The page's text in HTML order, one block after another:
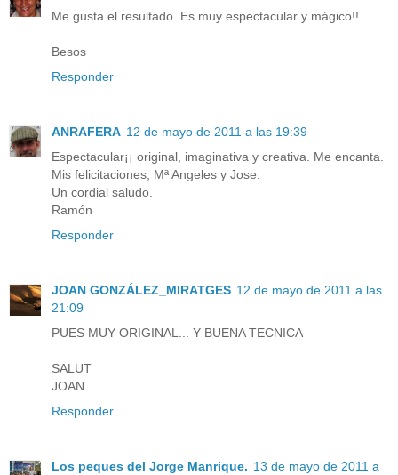
Me gusta el resultado. Es muy espectacular y mágico!!
Besos
Responder
ANRAFERA 12 de mayo de 2011 a las 19:39
Espectacular¡¡ original, imaginativa y creativa. Me encanta.
Mis felicitaciones, Mª Angeles y Jose.
Un cordial saludo.
Ramón
Responder
JOAN GONZÁLEZ_MIRATGES 12 de mayo de 2011 a las
21:09
PUES MUY ORIGINAL... Y BUENA TECNICA
SALUT
JOAN
Responder
Los peques del Jorge Manrique. 13 de mayo de 2011 a